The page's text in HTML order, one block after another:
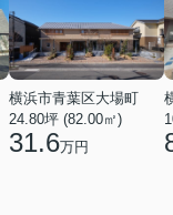
横浜市青葉区大場町
24.80坪 (82.00㎡)
31.6万円